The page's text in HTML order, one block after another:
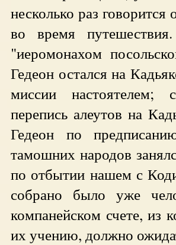
несколько раз
во время
"иеромонахом
Гедеон остался на
миссии настоятелем;
перепись алеутов на
Гедеон по
тамошних народов
по отбытии нашем с
собрано было уже
компанейском счете, из
их учению, должно